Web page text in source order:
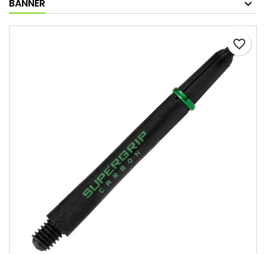
BANNER
favorite_border